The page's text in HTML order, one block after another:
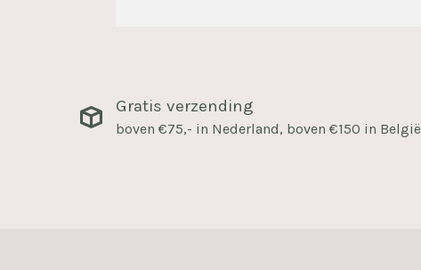
Gratis verzending
boven €75,- in Nederland, boven €150 in België